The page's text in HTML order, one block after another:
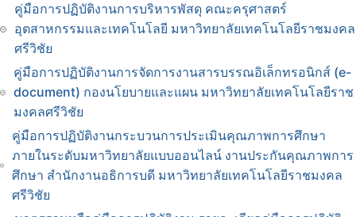
คู่มือการปฏิบัติงานการบริหารพัสดุ คณะครุศาสตร์
อุตสาหกรรมและเทคโนโลยี มหาวิทยาลัยเทคโนโลยีราชมงคล
ศรีวิชัย
คู่มือการปฏิบัติงานการจัดการงานสารบรรณอิเล็กทรอนิกส์ (e-
document) กองนโยบายและแผน มหาวิทยาลัยเทคโนโลยีราช
มงคลศรีวิชัย
คู่มือการปฏิบัติงานกระบวนการประเมินคุณภาพการศึกษา
ภายในระดับมหาวิทยาลัยแบบออนไลน์ งานประกันคุณภาพการ
ศึกษา สำนักงานอธิการบดี มหาวิทยาลัยเทคโนโลยีราชมงคล
ศรีวิชัย